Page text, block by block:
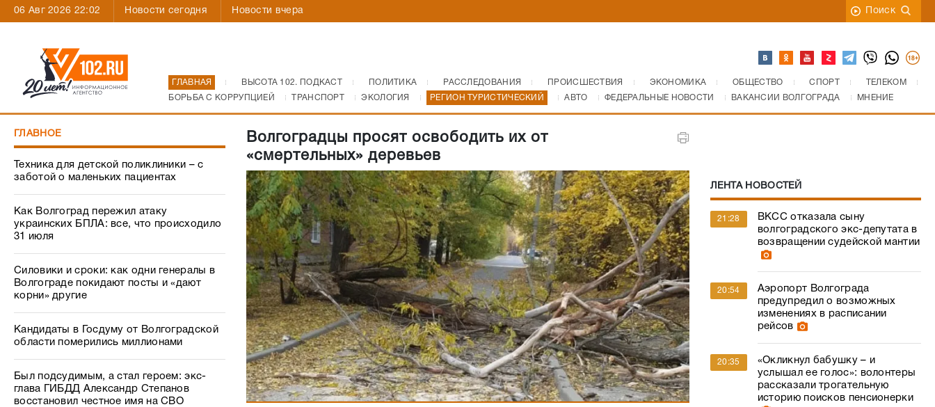
06 Авг 2026 22:02 Новости сегодня Новости вчера Поиск
ГЛАВНАЯ ВЫСОТА 102. ПОДКАСТ ПОЛИТИКА РАССЛЕДОВАНИЯ ПРОИСШЕСТВИЯ ЭКОНОМИКА ОБЩЕСТВО СПОРТ
ТЕЛЕКОМ
БОРЬБА С КОРРУПЦИЕЙ
ТРАНСПОРТ ЭКОЛОГИЯ РЕГИОН ТУРИСТИЧЕСКИЙ АВТО ФЕДЕРАЛЬНЫЕ НОВОСТИ ВАКАНСИИ ВОЛГОГРАДА МНЕНИЕ
ГЛАВНОЕ
Техника для детской поликлиники – с
заботой о маленьких пациентах
Как Волгоград пережил атаку
украинских БПЛА: все, что происходило
31 июля
Силовики и сроки: как одни генералы в
Волгограде покидают посты и «дают
корни» другие
Кандидаты в Госдуму от Волгоградской
области померились миллионами
Был подсудимым, а стал героем: экс-
глава ГИБДД Александр Степанов
восстановил честное имя на СВО
Волгоградцы просят освободить их от
«смертельных» деревьев
ЛЕНТА НОВОСТЕЙ
21:28
ВКСС отказала сыну
волгоградского экс-депутата в
возвращении судейской мантии
20:54
Аэропорт Волгограда
предупредил о возможных
изменениях в расписании
рейсов
20:35
«Окликнул бабушку – и
услышал ее голос»: волонтеры
рассказали трогательную
историю поисков пенсионерки